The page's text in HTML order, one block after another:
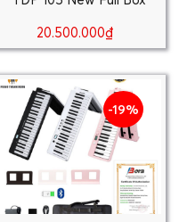
20.500.000₫
-19%